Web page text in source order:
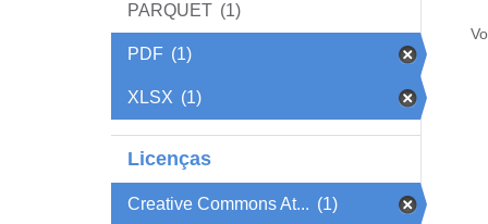
PARQUET (1)
PDF (1)
XLSX (1)
Licenças
Creative Commons At... (1)